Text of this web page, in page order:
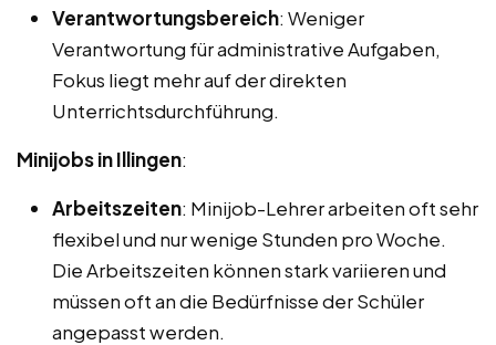
Verantwortungsbereich: Weniger
Verantwortung für administrative Aufgaben,
Fokus liegt mehr auf der direkten
Unterrichtsdurchführung.
Minijobs in Illingen:
Arbeitszeiten: Minijob-Lehrer arbeiten oft sehr
flexibel und nur wenige Stunden pro Woche.
Die Arbeitszeiten können stark variieren und
müssen oft an die Bedürfnisse der Schüler
angepasst werden.